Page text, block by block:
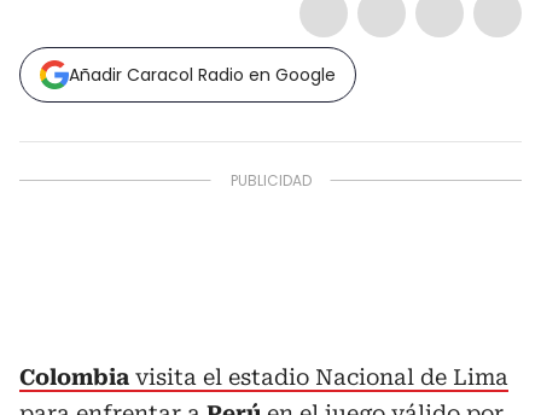
Añadir Caracol Radio en Google
Colombia visita el estadio Nacional de Lima